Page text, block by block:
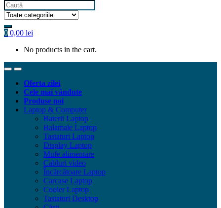
0 0,00 lei
No products in the cart.
Oferta zilei
Cele mai vândute
Produse noi
Laptop & Computer
Baterii Laptop
Balamale Laptop
Tastaturi Laptop
Display Laptop
Mufe alimentare
Cabluri video
Încărcătoare Laptop
Carcase Laptop
Cooler Laptop
Tastaturi Desktop